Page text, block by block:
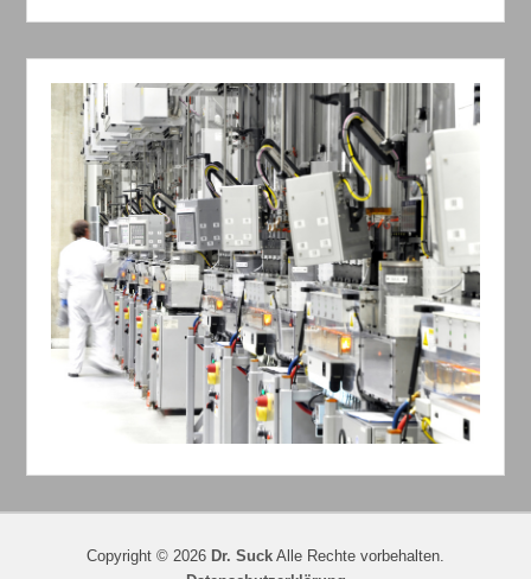
Copyright © 2026 Dr. Suck Alle Rechte vorbehalten.